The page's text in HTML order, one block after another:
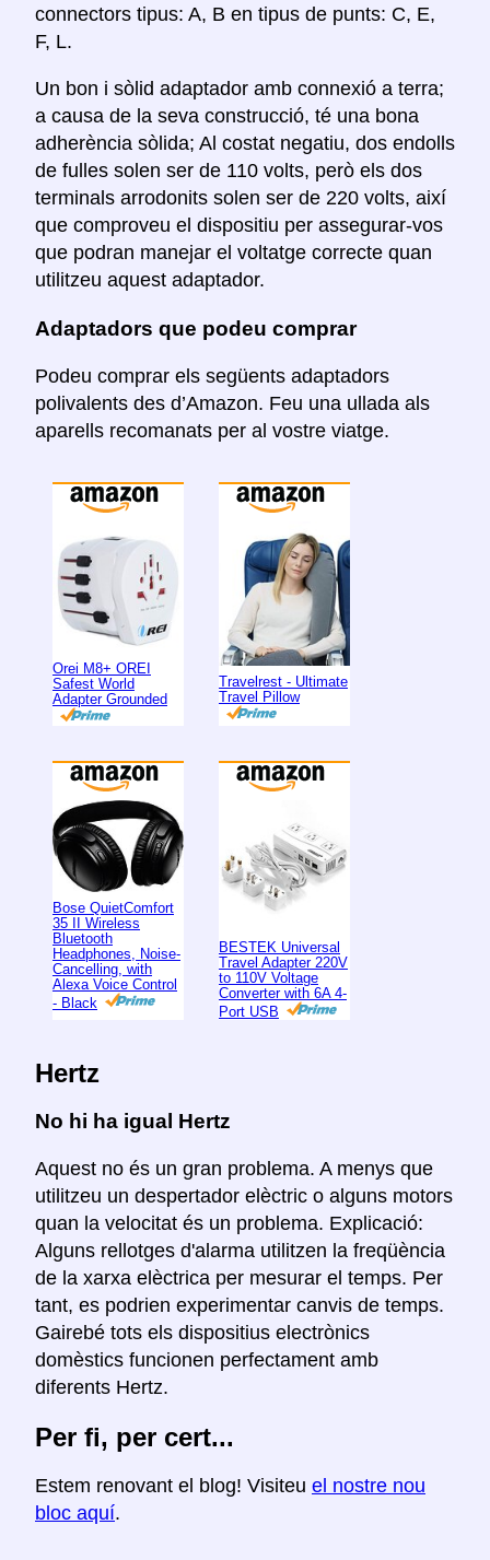
connectors tipus: A, B en tipus de punts: C, E,
F, L.
Un bon i sòlid adaptador amb connexió a terra;
a causa de la seva construcció, té una bona
adherència sòlida; Al costat negatiu, dos endolls
de fulles solen ser de 110 volts, però els dos
terminals arrodonits solen ser de 220 volts, així
que comproveu el dispositiu per assegurar-vos
que podran manejar el voltatge correcte quan
utilitzeu aquest adaptador.
Adaptadors que podeu comprar
Podeu comprar els següents adaptadors
polivalents des d’Amazon. Feu una ullada als
aparells recomanats per al vostre viatge.
Orei M8+ OREI
Safest World
Adapter Grounded
Travelrest - Ultimate
Travel Pillow
Bose QuietComfort
35 II Wireless
Bluetooth
Headphones, Noise-
Cancelling, with
Alexa Voice Control
- Black
BESTEK Universal
Travel Adapter 220V
to 110V Voltage
Converter with 6A 4-
Port USB
Hertz
No hi ha igual Hertz
Aquest no és un gran problema. A menys que
utilitzeu un despertador elèctric o alguns motors
quan la velocitat és un problema. Explicació:
Alguns rellotges d'alarma utilitzen la freqüència
de la xarxa elèctrica per mesurar el temps. Per
tant, es podrien experimentar canvis de temps.
Gairebé tots els dispositius electrònics
domèstics funcionen perfectament amb
diferents Hertz.
Per fi, per cert...
Estem renovant el blog! Visiteu el nostre nou
bloc aquí.